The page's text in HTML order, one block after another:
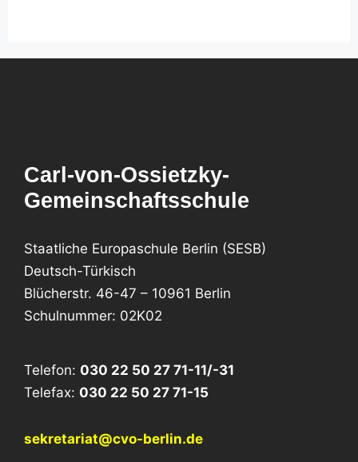
Carl-von-Ossietzky-
Gemeinschaftsschule
Staatliche Europaschule Berlin (SESB)
Deutsch-Türkisch
Blücherstr. 46-47 – 10961 Berlin
Schulnummer: 02K02
Telefon: 030 22 50 27 71-11/-31
Telefax: 030 22 50 27 71-15
sekretariat@cvo-berlin.de